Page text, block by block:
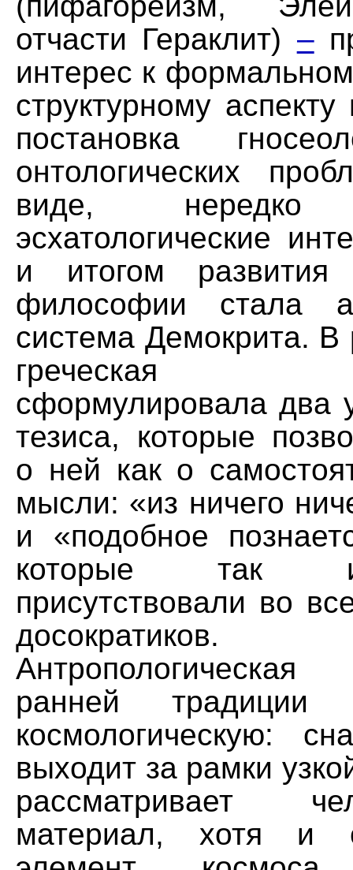
отчасти Гераклит) –
интерес к
структурному
постановка
онтологических
виде, нередко
эсхатологические
и итогом
философии стала
система Демокрита. В
греческая
сформулировала два
тезиса, которые
о ней как о
мысли: «из ничего
и «подобное
которые так
присутствовали во
досократиков.
Антропологическая
ранней
космологическую:
выходит за рамки
рассматривает
материал, хотя и